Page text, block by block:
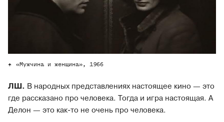
«Мужчина и женщина», 1966
ЛШ. В народных представлениях настоящее кино — это
где рассказано про человека. Тогда и игра настоящая. А
Делон — это как-то не очень про человека.